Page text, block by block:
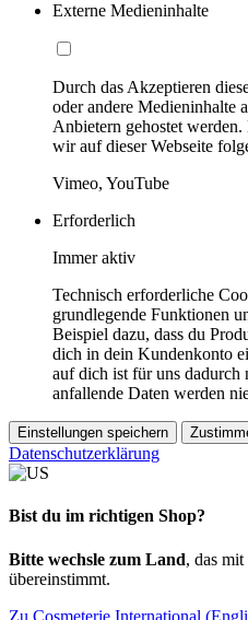
Externe Medieninhalte
Durch das Akzeptieren
oder andere Medieninhalte
Anbietern gehostet
wir auf dieser Webseite
Vimeo, YouTube
Erforderlich
Immer aktiv
Technisch erforderliche
grundlegende Funktionen
Beispiel dazu, dass du
dich in dein Kundenkonto
auf dich ist für uns
anfallende Daten werden
Einstellungen speichern
Datenschutzerklärung
Bist du im richtigen Shop?
Bitte wechsle zum Land, das
übereinstimmt.
Zu Cosmeterie International